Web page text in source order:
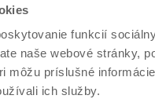
funkcií
naše webové stránky,
môžu príslušné
ich služby.
tréning sa
zvyšuje
záťaž pre